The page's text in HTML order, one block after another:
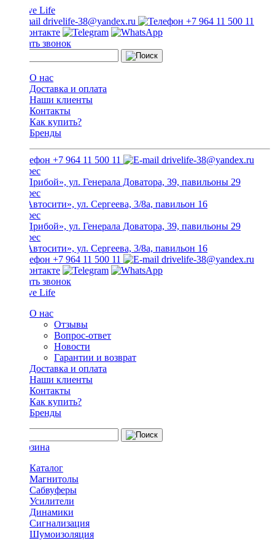
drivelife-38@yandex.ru +7 964 11 500 11
Заказать звонок
О нас
Доставка и оплата
Наши клиенты
Контакты
Как купить?
Бренды
+7 964 11 500 11 drivelife-38@yandex.ru
ТЦ «Прибой», ул. Генерала Доватора, 39, павильоны 29
ТЦ «Автосити», ул. Сергеева, 3/8а, павильон 16
ТЦ «Прибой», ул. Генерала Доватора, 39, павильоны 29
ТЦ «Автосити», ул. Сергеева, 3/8а, павильон 16
+7 964 11 500 11
drivelife-38@yandex.ru
Заказать звонок
О нас
Отзывы
Вопрос-ответ
Новости
Гарантии и возврат
Доставка и оплата
Наши клиенты
Контакты
Как купить?
Бренды
Каталог
Магнитолы
Сабвуферы
Усилители
Динамики
Сигнализация
Шумоизоляция